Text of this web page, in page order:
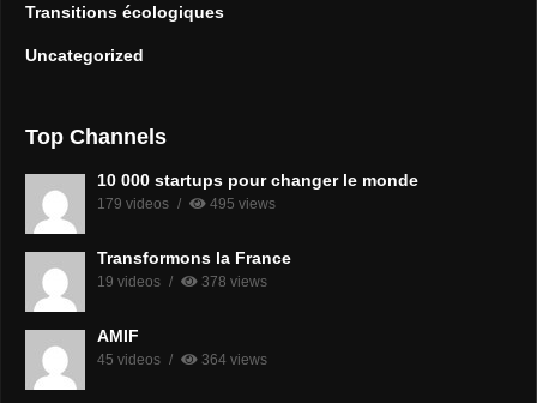
Transitions écologiques
Uncategorized
Top Channels
10 000 startups pour changer le monde
179 videos 495 views
Transformons la France
19 videos 378 views
AMIF
45 videos 364 views